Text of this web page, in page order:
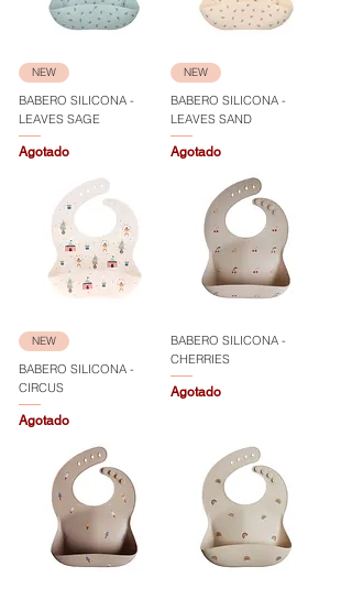
NEW
BABERO SILICONA -
LEAVES SAGE
Agotado
NEW
BABERO SILICONA -
LEAVES SAND
Agotado
NEW
BABERO SILICONA -
CIRCUS
Agotado
BABERO SILICONA -
CHERRIES
Agotado